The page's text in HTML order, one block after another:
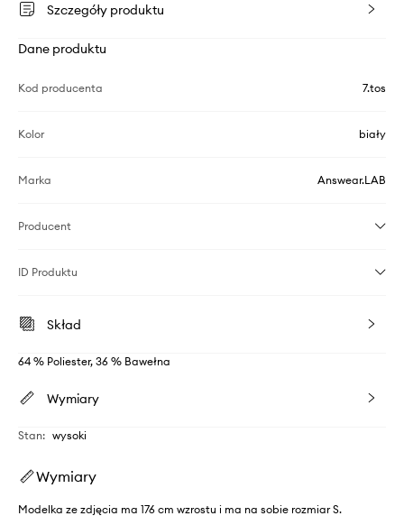
Szczegóły produktu
Dane produktu
Kod producenta 7.tos
Kolor biały
Marka Answear.LAB
Producent
ID Produktu
Skład
64 % Poliester, 36 % Bawełna
Wymiary
Stan: wysoki
Wymiary
Modelka ze zdjęcia ma 176 cm wzrostu i ma na sobie rozmiar S.